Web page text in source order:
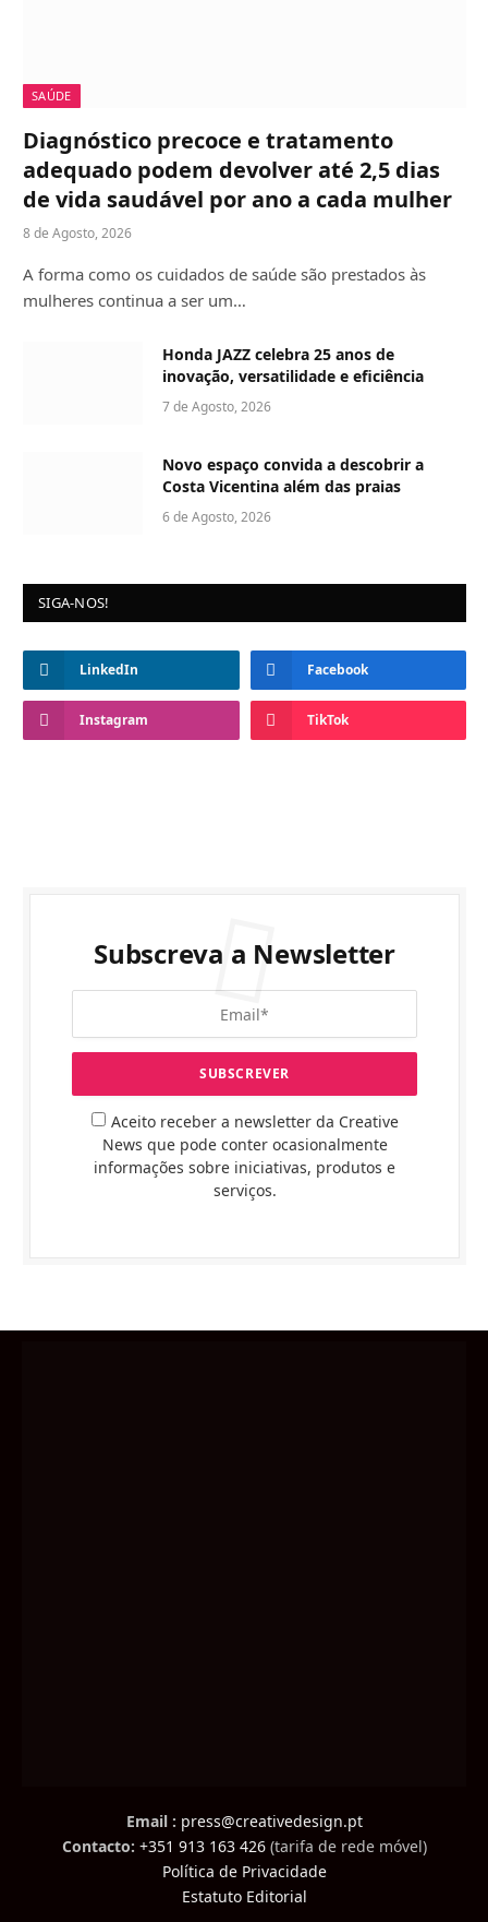
SAÚDE
Diagnóstico precoce e tratamento
adequado podem devolver até 2,5 dias
de vida saudável por ano a cada mulher
8 de Agosto, 2026
A forma como os cuidados de saúde são prestados às
mulheres continua a ser um…
Honda JAZZ celebra 25 anos de
inovação, versatilidade e eficiência
7 de Agosto, 2026
Novo espaço convida a descobrir a
Costa Vicentina além das praias
6 de Agosto, 2026
SIGA-NOS!
LinkedIn Facebook
Instagram TikTok
Subscreva a Newsletter
Aceito receber a newsletter da Creative
News que pode conter ocasionalmente
informações sobre iniciativas, produtos e
serviços.
Email : press@creativedesign.pt
Contacto: +351 913 163 426(tarifa de rede móvel)
Política de Privacidade
Estatuto Editorial